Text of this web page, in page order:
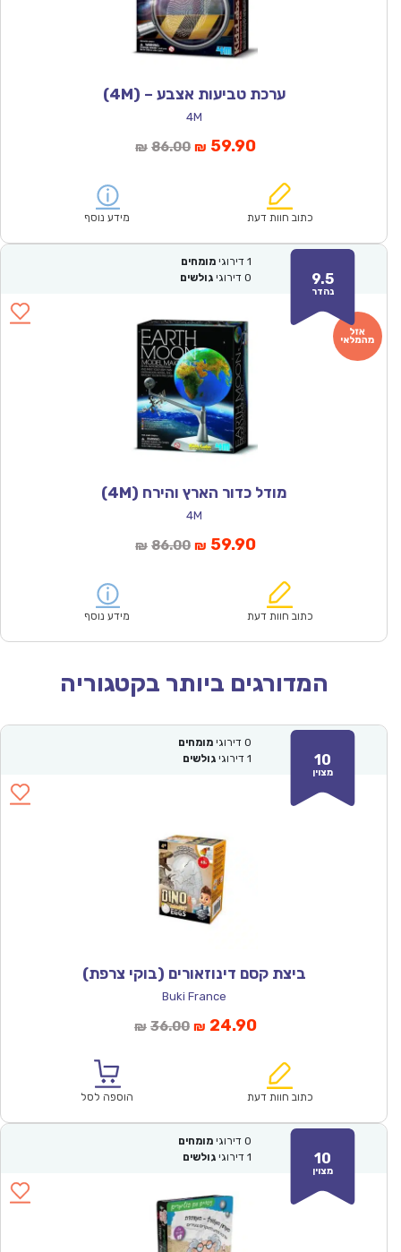
ערכת טביעות אצבע – (4M)
4M
₪ 86.00המחיר
₪86.00.
₪ 59.90המחיר
הוא:
כתוב חוות דעת מידע נוסף
9.5
נהדר
1 דירוגי מומחים
0 דירוגי גולשים
מודל כדור הארץ והירח (4M)
4M
₪ 86.00המחיר
₪86.00.
₪ 59.90המחיר
הוא:
כתוב חוות דעת מידע נוסף
המדורגים ביותר בקטגוריה
10
מצוין
0 דירוגי מומחים
1 דירוגי גולשים
ביצת קסם דינוזאורים (בוקי צרפת)
Buki France
₪ 36.00המחיר
₪36.00.
₪ 24.90המחיר
הוא:
כתוב חוות דעת הוספה לסל
10
מצוין
0 דירוגי מומחים
1 דירוגי גולשים